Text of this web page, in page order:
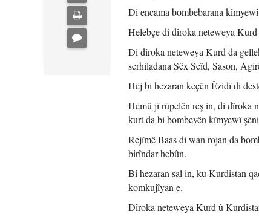
Di encama bombebarana
Helebçe di dîroka neteweya
Di dîroka neteweya Kurd da
serhiladana Sêx Seîd, Sason,
Hêj bi hezaran keçên Êzidî di
Hemû jî rûpelên reş in, di dîroka
kurt da bi bombeyên kîmyewî
Rejîmê Baas di wan rojan da
birîndar hebûn.
Bi hezaran sal in, ku Kurdistan
komkujîyan e.
Dîroka neteweya Kurd û